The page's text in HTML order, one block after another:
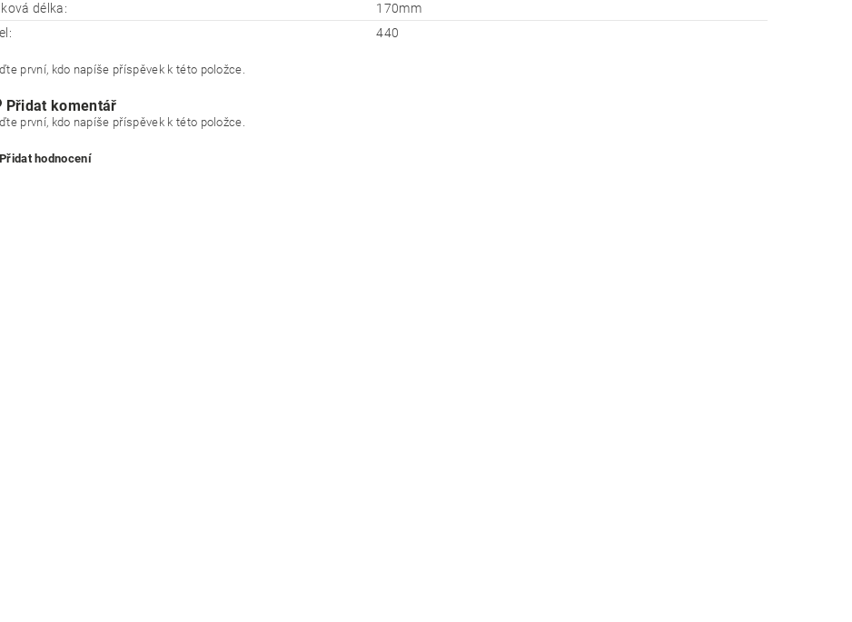
délka:
170mm
440
první, kdo napíše příspěvek k této položce.
Přidat komentář
první, kdo napíše příspěvek k této položce.
Přidat hodnocení